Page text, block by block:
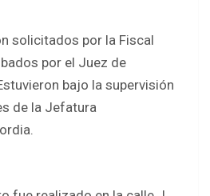
solicitados por la Fiscal
por el Juez de
bajo la supervisión
de la Jefatura